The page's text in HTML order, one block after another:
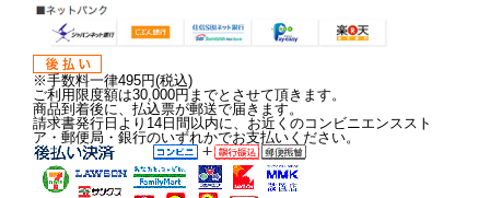
※手数料一律495円(税込)
ご利用限度額は30,000円までとさせて頂きます。
商品到着後に、払込票が郵送で届きます。
請求書発行日より14日間以内に、お近くのコンビニエンススト
ア・郵便局・銀行のいずれかでお支払いください。